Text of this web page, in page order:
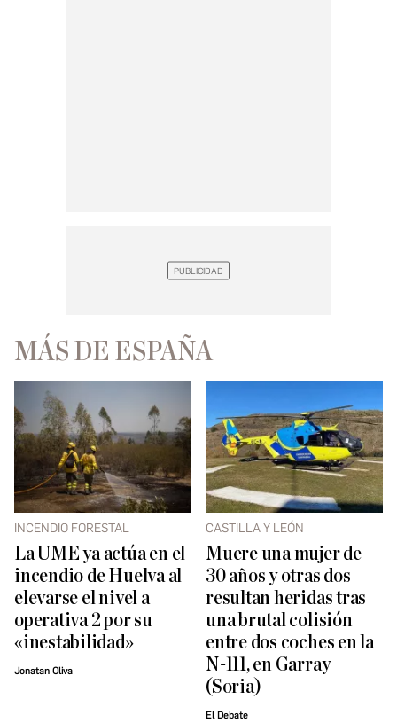
MÁS DE ESPAÑA
INCENDIO FORESTAL
La UME ya actúa en el
incendio de Huelva al
elevarse el nivel a
operativa 2 por su
«inestabilidad»
Jonatan Oliva
CASTILLA Y LEÓN
Muere una mujer de
30 años y otras dos
resultan heridas tras
una brutal colisión
entre dos coches en la
N-111, en Garray
(Soria)
El Debate